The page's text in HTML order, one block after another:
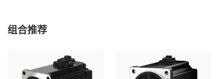
组合推荐